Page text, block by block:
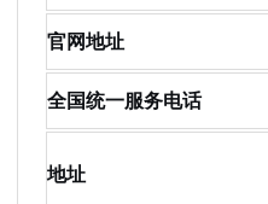
官网地址
全国统一服务电话
地址